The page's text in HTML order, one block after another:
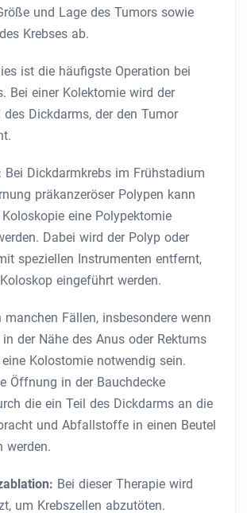
und Lage des Tumors sowie
Krebses ab.
ist die häufigste Operation bei
Bei einer Kolektomie wird der
des Dickdarms, der den Tumor
Bei Dickdarmkrebs im Frühstadium
präkanzeröser Polypen kann
eine Polypektomie
Dabei wird der Polyp oder
speziellen Instrumenten entfernt,
eingeführt werden.
manchen Fällen, insbesondere wenn
der Nähe des Anus oder Rektums
Kolostomie notwendig sein.
Öffnung in der Bauchdecke
die ein Teil des Dickdarms an die
und Abfallstoffe in einen Beutel
werden.
Bei dieser Therapie wird
um Krebszellen abzutöten.